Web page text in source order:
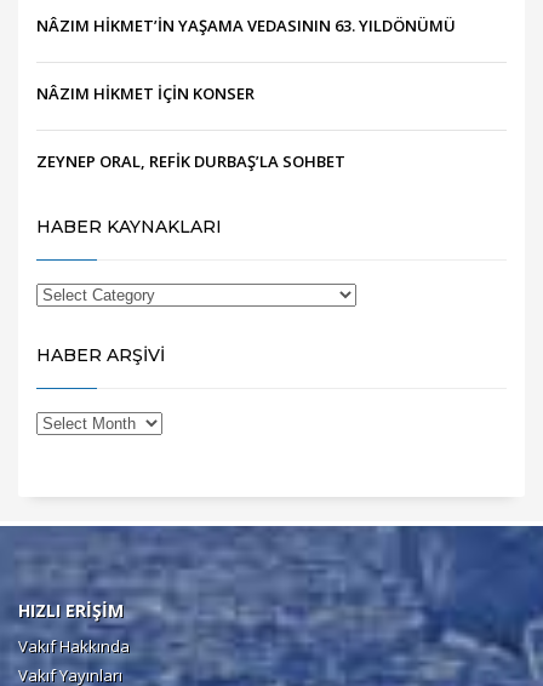
NÂZIM HİKMET’İN YAŞAMA VEDASININ 63. YILDÖNÜMÜ
NÂZIM HİKMET İÇİN KONSER
ZEYNEP ORAL, REFİK DURBAŞ’LA SOHBET
HABER KAYNAKLARI
HABER ARŞİVİ
HIZLI ERİŞİM
Vakıf Hakkında
Vakıf Yayınları